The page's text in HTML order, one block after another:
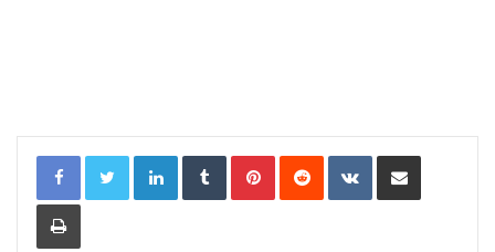
LinkedInTumblrPinterestReddit VKontakteCompartir por correo
Imprimir